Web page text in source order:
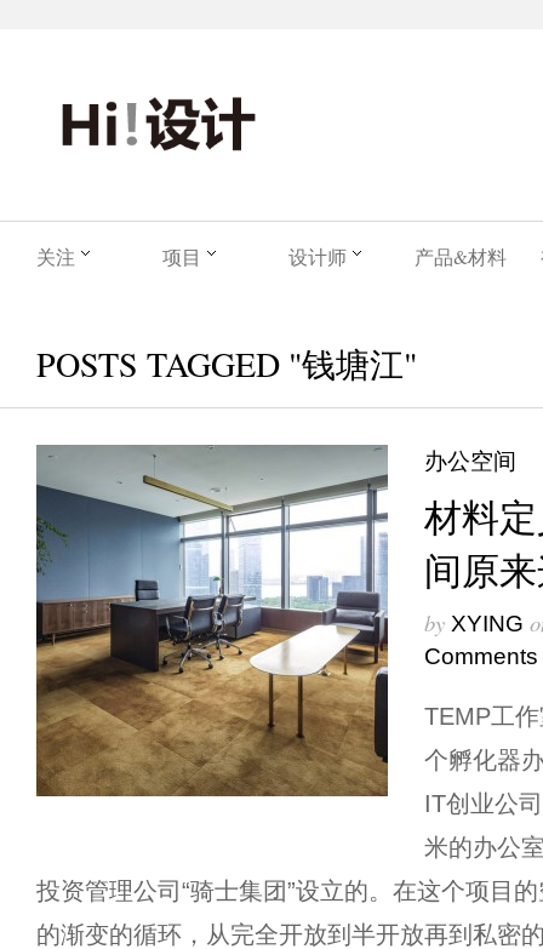
关注 项目 设计师 产品&材料
POSTS TAGGED "钱塘江"
办公空间
材料
间原
by XYING
Comments
TEMP工
个孵化器
IT创业公
米的办公
投资管理公司“骑士集团”设立的。在这个项目
的渐变的循环，从完全开放到半开放再到私密